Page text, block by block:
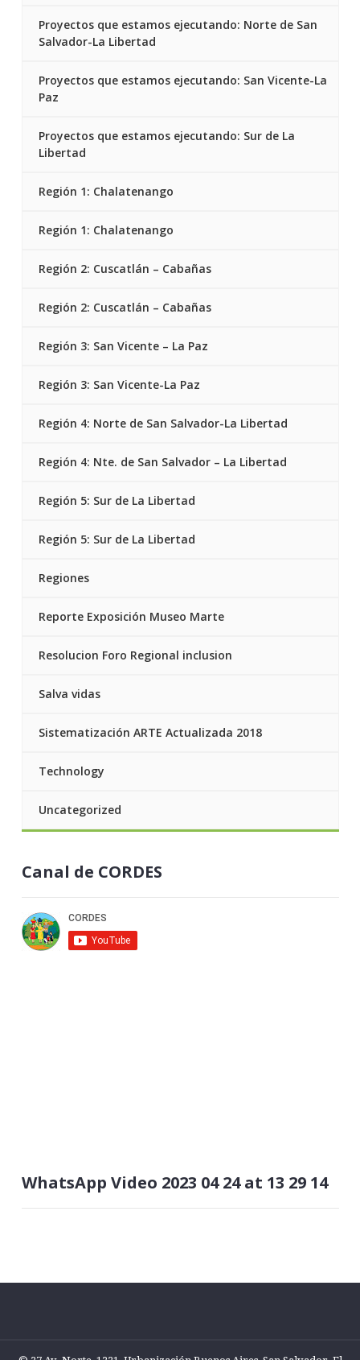
Proyectos que estamos ejecutando: Norte de San
Salvador-La Libertad
Proyectos que estamos ejecutando: San Vicente-La
Paz
Proyectos que estamos ejecutando: Sur de La
Libertad
Región 1: Chalatenango
Región 1: Chalatenango
Región 2: Cuscatlán – Cabañas
Región 2: Cuscatlán – Cabañas
Región 3: San Vicente – La Paz
Región 3: San Vicente-La Paz
Región 4: Norte de San Salvador-La Libertad
Región 4: Nte. de San Salvador – La Libertad
Región 5: Sur de La Libertad
Región 5: Sur de La Libertad
Regiones
Reporte Exposición Museo Marte
Resolucion Foro Regional inclusion
Salva vidas
Sistematización ARTE Actualizada 2018
Technology
Uncategorized
Canal de CORDES
WhatsApp Video 2023 04 24 at 13 29 14